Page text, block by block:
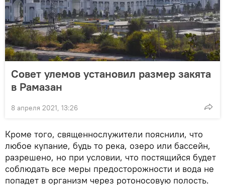
Совет улемов установил размер закята
в Рамазан
8 апреля 2021, 13:26
Кроме того, священнослужители пояснили, что
любое купание, будь то река, озеро или бассейн,
разрешено, но при условии, что постящийся будет
соблюдать все меры предосторожности и вода не
попадет в организм через ротоносовую полость.